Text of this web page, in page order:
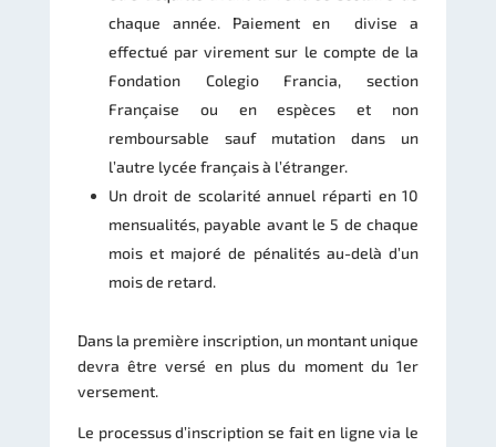
chaque année. Paiement en divise a
effectué par virement sur le compte de la
Fondation Colegio Francia, section
Française ou en espèces et non
remboursable sauf mutation dans un
l’autre lycée français à l’étranger.
Un droit de scolarité annuel réparti en 10
mensualités, payable avant le 5 de chaque
mois et majoré de pénalités au-delà d’un
mois de retard.
Dans la première inscription, un montant unique
devra être versé en plus du moment du 1er
versement.
Le processus d’inscription se fait en ligne via le